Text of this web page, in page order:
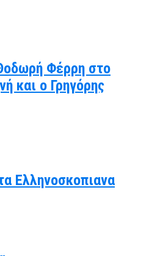
Φέρρη στο
και ο Γρηγόρης
Ελληνοσκοπιανα